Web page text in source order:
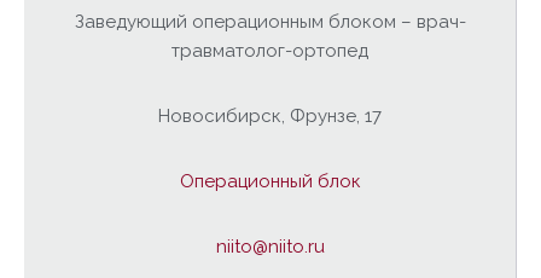
Заведующий операционным блоком – врач-
травматолог-ортопед
Новосибирск, Фрунзе, 17
Операционный блок
niito@niito.ru